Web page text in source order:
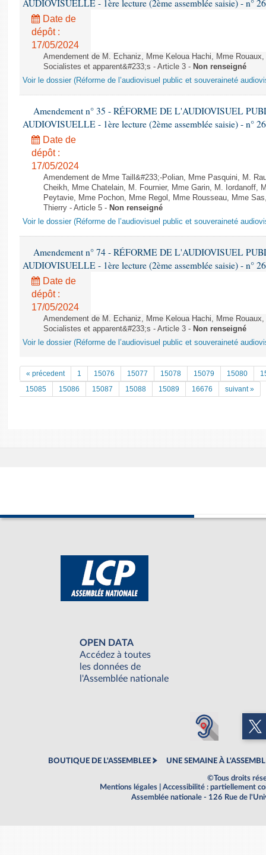
AUDIOVISUELLE - 1ère lecture (2ème assemblée saisie) - n°
Date de
dépôt :
17/05/2024
Amendement de M. Echaniz, Mme Keloua Hachi, Mme
Socialistes et apparent&#233;s - Article 3 - Non renseigné
Voir le dossier (Réforme de l’audiovisuel public et souveraineté
Amendement n° 35 - RÉFORME DE L'AUDIOVISUEL
AUDIOVISUELLE - 1ère lecture (2ème assemblée saisie) - n°
Date de
dépôt :
17/05/2024
Amendement de Mme Taill&#233;-Polian, Mme Pasquini, M.
Cheikh, Mme Chatelain, M. Fournier, Mme Garin, M. Iordanoff,
Peytavie, Mme Pochon, Mme Regol, Mme Rousseau, Mme
Thierry - Article 5 - Non renseigné
Voir le dossier (Réforme de l’audiovisuel public et souveraineté
Amendement n° 74 - RÉFORME DE L'AUDIOVISUEL
AUDIOVISUELLE - 1ère lecture (2ème assemblée saisie) - n°
Date de
dépôt :
17/05/2024
Amendement de M. Echaniz, Mme Keloua Hachi, Mme
Socialistes et apparent&#233;s - Article 3 - Non renseigné
Voir le dossier (Réforme de l’audiovisuel public et souveraineté
« précedent 1 15076 15077 15078 15079 15080
15085
15086 15087 15088 15089 16676 suivant »
OPEN DATA
Accédez à toutes
les données de
l'Assemblée nationale
BOUTIQUE DE L'ASSEMBLEE UNE SEMAINE À
©Tous droits
Mentions légales
Accessibilité : partiellement
Assemblée nationale - 126 Rue de